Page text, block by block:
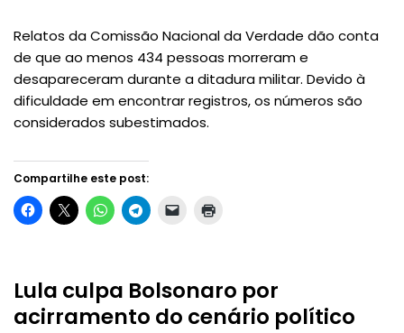
Relatos da Comissão Nacional da Verdade dão conta
de que ao menos 434 pessoas morreram e
desapareceram durante a ditadura militar. Devido à
dificuldade em encontrar registros, os números são
considerados subestimados.
Compartilhe este post:
Lula culpa Bolsonaro por
acirramento do cenário político